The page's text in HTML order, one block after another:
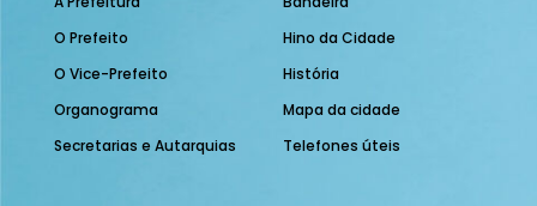
O Prefeito
O Vice-Prefeito
Organograma
Secretarias e Autarquias
Hino da Cidade
História
Mapa da cidade
Telefones úteis